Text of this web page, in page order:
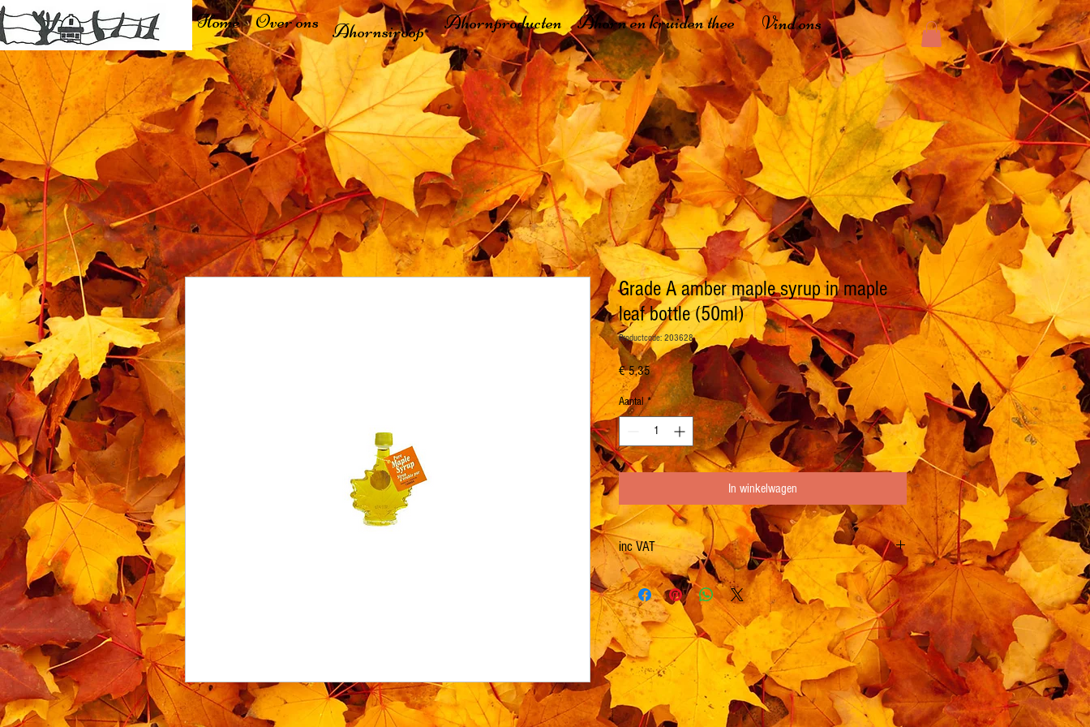
Over ons Ahornproducten
Ahornsiroop
Home Ahorn en kruiden thee Vind ons
Grade A amber maple syrup in maple
leaf bottle (50ml)
Productcode: 203628
€ 5,35Prijs
Aantal *
In winkelwagen
inc VAT